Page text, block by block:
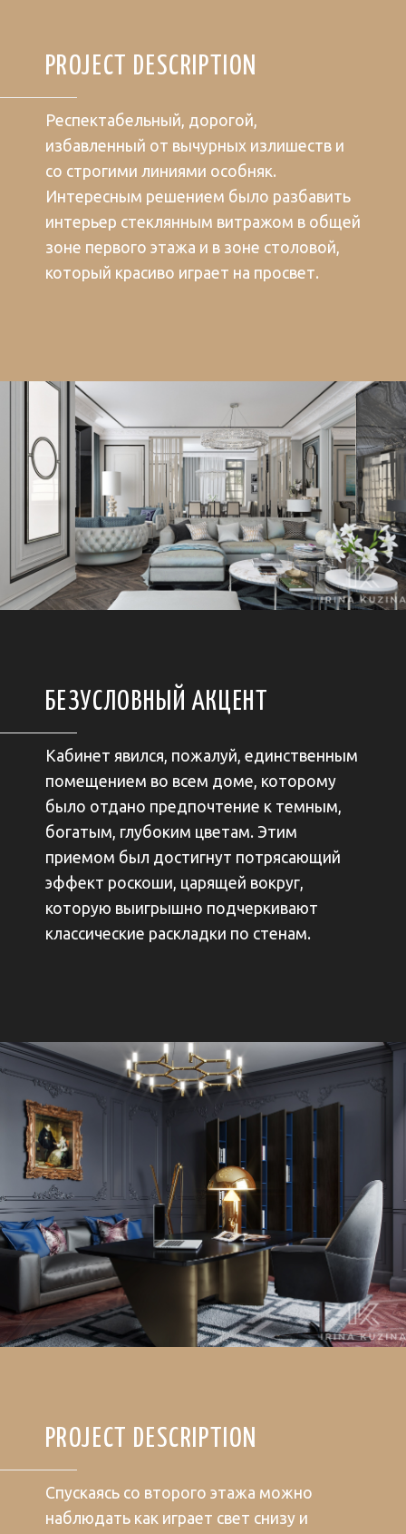
PROJECT DESCRIPTION
Респектабельный, дорогой,
избавленный от вычурных излишеств и
со строгими линиями особняк.
Интересным решением было разбавить
интерьер стеклянным витражом в общей
зоне первого этажа и в зоне столовой,
который красиво играет на просвет.
БЕЗУСЛОВНЫЙ АКЦЕНТ
Кабинет явился, пожалуй, единственным
помещением во всем доме, которому
было отдано предпочтение к темным,
богатым, глубоким цветам. Этим
приемом был достигнут потрясающий
эффект роскоши, царящей вокруг,
которую выигрышно подчеркивают
классические раскладки по стенам.
PROJECT DESCRIPTION
Спускаясь со второго этажа можно
наблюдать как играет свет снизу и